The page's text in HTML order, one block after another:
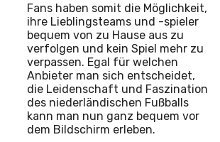
Fans haben somit die Möglichkeit,
ihre Lieblingsteams und -spieler
bequem von zu Hause aus zu
verfolgen und kein Spiel mehr zu
verpassen. Egal für welchen
Anbieter man sich entscheidet,
die Leidenschaft und Faszination
des niederländischen Fußballs
kann man nun ganz bequem vor
dem Bildschirm erleben.